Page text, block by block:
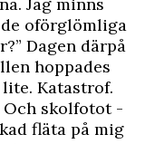
oförglömliga
Dagen därpå
hoppades
Katastrof.
skolfotot -
fläta på mig